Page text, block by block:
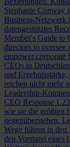
Stephanie Conway
Business-Netzwerk
datengestütztes
Member's Guide to
directors to
empower corporate
CEOs in
und
reichen nicht mehr
Leadership-
CEO Response
wie sie die größten
gegenüberstehen.
Wege führen in den
den Vorstand eines